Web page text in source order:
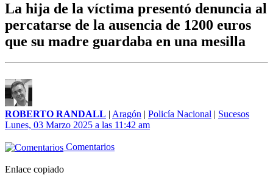
La hija de la víctima presentó denuncia al
percatarse de la ausencia de 1200 euros
que su madre guardaba en una mesilla
ROBERTO RANDALL | Aragón | Policía Nacional | Sucesos
Lunes, 03 Marzo 2025 a las 11:42 am
Comentarios
Enlace copiado